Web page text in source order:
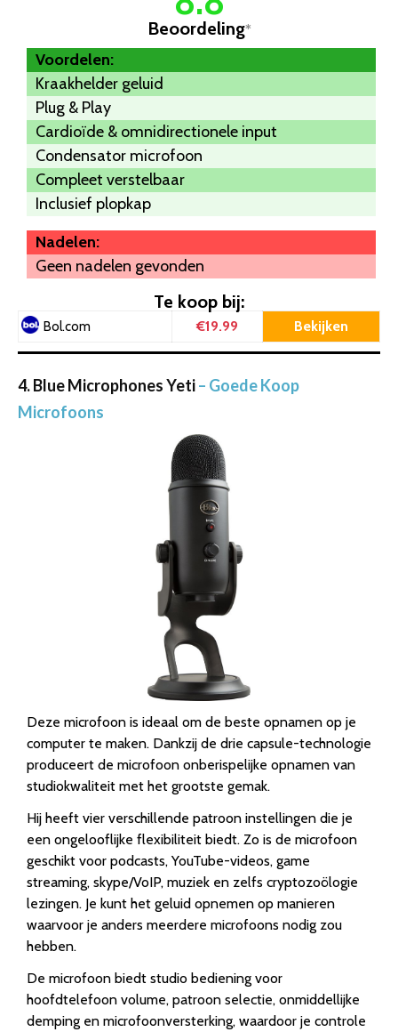
Beoordeling*
Voordelen:
Kraakhelder geluid
Plug & Play
Cardioïde & omnidirectionele input
Condensator microfoon
Compleet verstelbaar
Inclusief plopkap
Nadelen:
Geen nadelen gevonden
Te koop bij:
Bol.com €19.99 Bekijken
4. Blue Microphones Yeti– Goede Koop
Microfoons
Deze microfoon is ideaal om de beste opnamen op je
computer te maken. Dankzij de drie capsule-technologie
produceert de microfoon onberispelijke opnamen van
studiokwaliteit met het grootste gemak.
Hij heeft vier verschillende patroon instellingen die je
een ongelooflijke flexibiliteit biedt. Zo is de microfoon
geschikt voor podcasts, YouTube-videos, game
streaming, skype/VoIP, muziek en zelfs cryptozoölogie
lezingen. Je kunt het geluid opnemen op manieren
waarvoor je anders meerdere microfoons nodig zou
hebben.
De microfoon biedt studio bediening voor
hoofdtelefoon volume, patroon selectie, onmiddellijke
demping en microfoonversterking, waardoor je controle